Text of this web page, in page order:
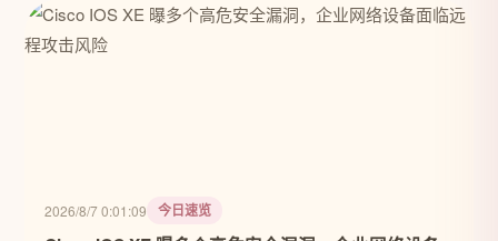
2026/8/7 0:01:09 今日速览